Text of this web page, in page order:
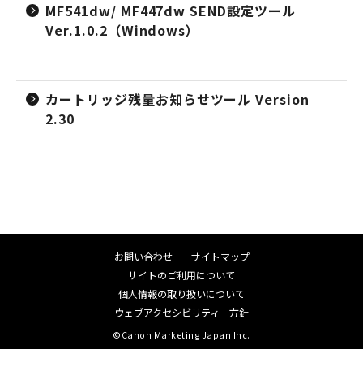
MF541dw/ MF447dw SEND設定ツール
Ver.1.0.2（Windows）
カートリッジ残量お知らせツール Version
2.30
お問い合わせ
サイトマップ
サイトのご利用について
個人情報の取り扱いについて
ウェブアクセシビリティ―方針
©Canon Marketing Japan Inc.